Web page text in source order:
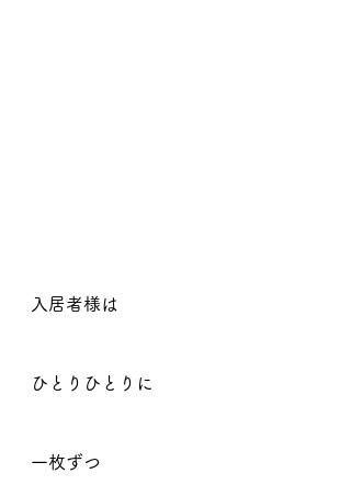
入居者様は
ひとりひとりに
一枚ずつ